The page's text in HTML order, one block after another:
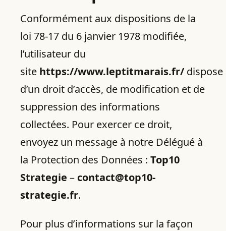
Conformément aux dispositions de la
loi 78-17 du 6 janvier 1978 modifiée,
l’utilisateur du
site https://www.leptitmarais.fr/ dispose
d’un droit d’accès, de modification et de
suppression des informations
collectées. Pour exercer ce droit,
envoyez un message à notre Délégué à
la Protection des Données : Top10
Strategie – contact@top10-
strategie.fr.
Pour plus d’informations sur la façon